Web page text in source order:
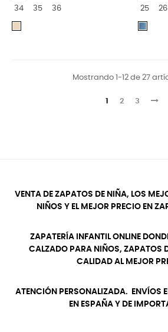
34 35 36 25 26
Mostrando 1-12 de 27
1 2 3
VENTA DE ZAPATOS DE NIÑA, LOS
NIÑOS Y EL MEJOR PRECIO EN
ZAPATERÍA INFANTIL ONLINE
CALZADO PARA NIÑOS, ZAPATOS
CALIDAD AL MEJOR
ATENCIÓN PERSONALIZADA. ENVÍOS
EN ESPAÑA Y DE